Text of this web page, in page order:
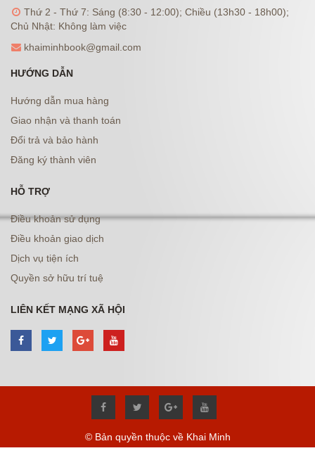
Thứ 2 - Thứ 7: Sáng (8:30 - 12:00); Chiều (13h30 - 18h00);
Chủ Nhật: Không làm việc
khaiminhbook@gmail.com
HƯỚNG DẪN
Hướng dẫn mua hàng
Giao nhận và thanh toán
Đổi trả và bảo hành
Đăng ký thành viên
HỖ TRỢ
Điều khoản sử dụng
Điều khoản giao dịch
Dịch vụ tiện ích
Quyền sở hữu trí tuệ
LIÊN KẾT MẠNG XÃ HỘI
© Bản quyền thuộc về Khai Minh